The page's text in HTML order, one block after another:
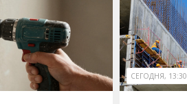
СЕГОДНЯ, 13:30